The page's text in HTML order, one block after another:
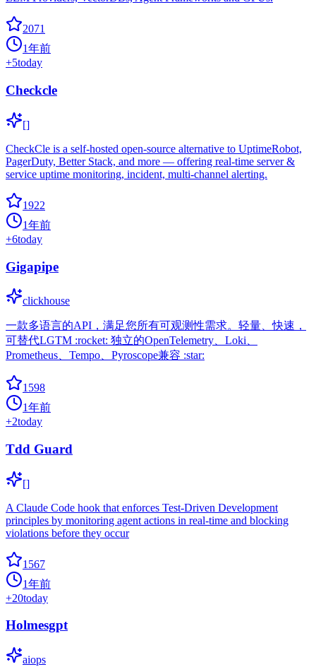
2071
1年前
+5today
Checkcle
[]
CheckCle is a self-hosted open-source alternative to UptimeRobot,
PagerDuty, Better Stack, and more — offering real-time server &
service uptime monitoring, incident, multi-channel alerting.
1922
1年前
+6today
Gigapipe
clickhouse
一款多语言的API，满足您所有可观测性需求。轻量、快速，
可替代LGTM :rocket: 独立的OpenTelemetry、Loki、
Prometheus、Tempo、Pyroscope兼容 :star:
1598
1年前
+2today
Tdd Guard
[]
A Claude Code hook that enforces Test-Driven Development
principles by monitoring agent actions in real-time and blocking
violations before they occur
1567
1年前
+20today
Holmesgpt
aiops